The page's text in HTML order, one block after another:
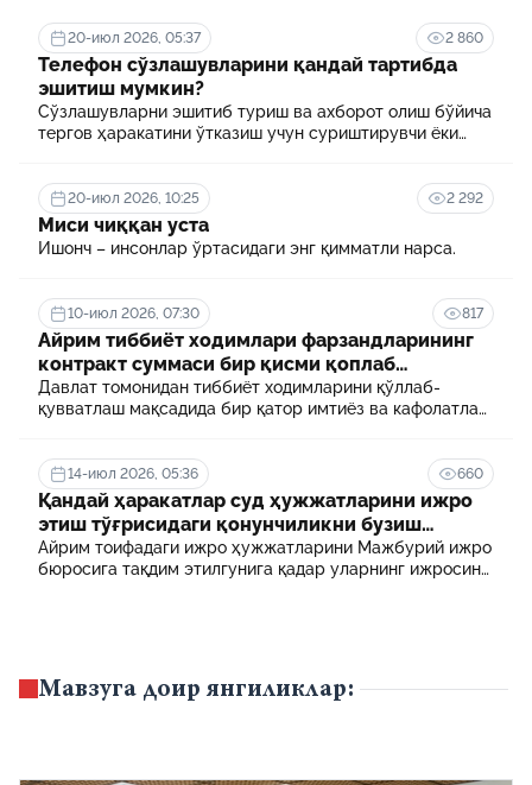
20-июл 2026, 05:37 2 860
Телефон сўзлашувларини қандай тартибда
эшитиш мумкин?
Сўзлашувларни эшитиб туриш ва ахборот олиш бўйича
тергов ҳаракатини ўтказиш учун суриштирувчи ёки
20-июл 2026, 10:25 2 292
Миси чиққан уста
Ишонч – инсонлар ўртасидаги энг қимматли нарса.
10-июл 2026, 07:30 817
Айрим тиббиёт ходимлари фарзандларининг
контракт суммаси бир қисми қоплаб
берилади
Давлат томонидан тиббиёт ходимларини қўллаб-
қувватлаш мақсадида бир қатор имтиёз ва кафолатлар
муассасасида ўқиш учун тўланадиган контракт
маблағининг бир қисмини қоплаб бериш тартибидир
14-июл 2026, 05:36 660
Қандай ҳаракатлар суд ҳужжатларини ижро
этиш тўғрисидаги қонунчиликни бузиш
ҳисобланади? 5 муҳим факт
Айрим тоифадаги ижро ҳужжатларини Мажбурий ижро
бюросига тақдим этилгунига қадар уларнинг ижросини
Мавзуга доир янгиликлар: